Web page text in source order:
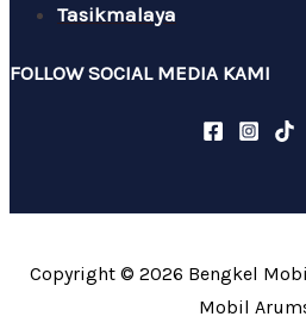
Tasikmalaya
FOLLOW SOCIAL MEDIA KAMI
Copyright © 2026 Bengkel
Mobil